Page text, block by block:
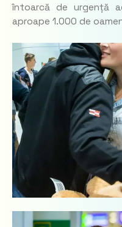
întoarcă de urgență
aproape 1.000 de